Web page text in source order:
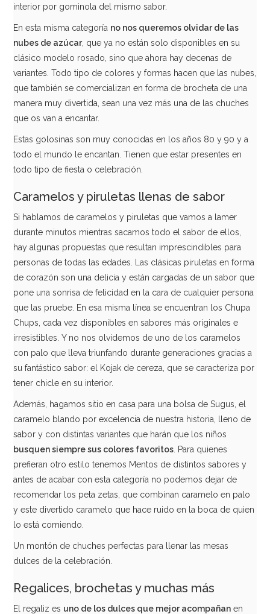
Capri Sun Ice Pops 10 x 40 ml
3,50€
AÑADIR
Bolsa de Gominolas Cinema Mix 90 gr - Fini
AÑADIR
interior por gominola del mismo sabor.
En esta misma categoría no nos queremos olvidar de las
nubes de azúcar, que ya no están solo disponibles en su
clásico modelo rosado, sino que ahora hay decenas de
variantes. Todo tipo de colores y formas hacen que las nubes,
que también se comercializan en forma de brocheta de una
manera muy divertida, sean una vez más una de las chuches
que os van a encantar.
Estas golosinas son muy conocidas en los años 80 y 90 y a
todo el mundo le encantan. Tienen que estar presentes en
todo tipo de fiesta o celebración.
Caramelos y piruletas llenas de sabor
Si hablamos de caramelos y piruletas que vamos a lamer
durante minutos mientras sacamos todo el sabor de ellos,
hay algunas propuestas que resultan imprescindibles para
personas de todas las edades. Las clásicas piruletas en forma
de corazón son una delicia y están cargadas de un sabor que
pone una sonrisa de felicidad en la cara de cualquier persona
que las pruebe. En esa misma línea se encuentran los Chupa
Chups, cada vez disponibles en sabores más originales e
irresistibles. Y no nos olvidemos de uno de los caramelos
con palo que lleva triunfando durante generaciones gracias a
su fantástico sabor: el Kojak de cereza, que se caracteriza por
tener chicle en su interior.
Además, hagamos sitio en casa para una bolsa de Sugus, el
caramelo blando por excelencia de nuestra historia, lleno de
sabor y con distintas variantes que harán que los niños
busquen siempre sus colores favoritos . Para quienes
prefieran otro estilo tenemos Mentos de distintos sabores y
antes de acabar con esta categoría no podemos dejar de
recomendar los peta zetas, que combinan caramelo en palo
y este divertido caramelo que hace ruido en la boca de quien
lo está comiendo.
Un montón de chuches perfectas para llenar las mesas
dulces de la celebración.
Regalices, brochetas y muchas más
El regaliz es uno de los dulces que mejor acompañan en